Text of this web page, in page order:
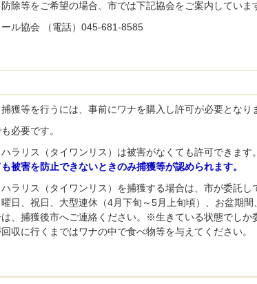
除等をご希望の場合、市では下記協会をご案内していま
ール協会 （電話）045-681-8585
獲等を行うには、事前にワナを購入し許可が必要となり
必要です。
ラリス（タイワンリス）は被害がなくても許可できます。
被害を防止できないときのみ捕獲等が認められます。
ラリス（タイワンリス）を捕獲する場合は、市が委託し
日、祝日、大型連休（4月下旬～5月上旬頃）、お盆期間
、捕獲後市へご連絡ください。※生きている状態でしか
収に行くまではワナの中で食べ物等を与えてください。